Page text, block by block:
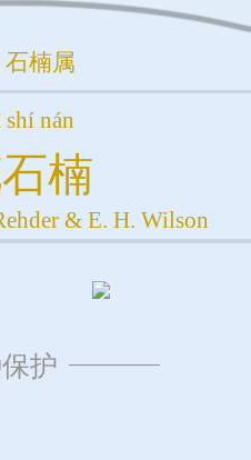
石楠属
nán
楠
& E. H. Wilson
护